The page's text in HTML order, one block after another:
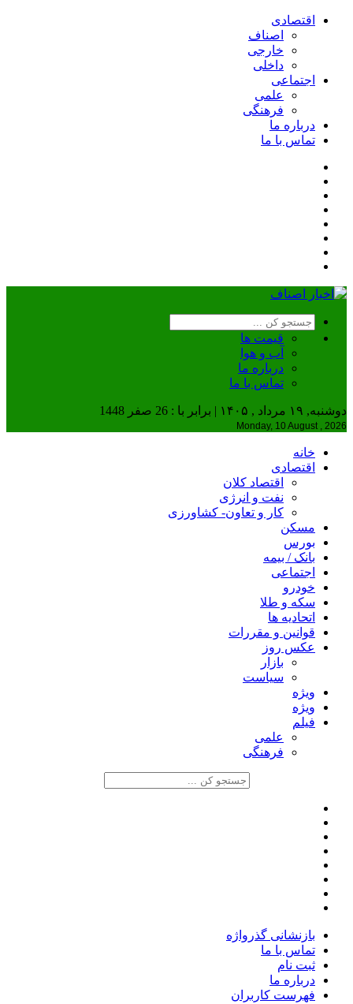
اقتصادی
اصناف
خارجی
داخلی
اجتماعی
علمی
فرهنگی
درباره ما
تماس با ما
قیمت ها
آب و هوا
درباره ما
تماس با ما
دوشنبه, ۱۹ مرداد , ۱۴۰۵ | برابر با : 26 صفر 1448
Monday, 10 August , 2026
خانه
اقتصادی
اقتصاد کلان
نفت و انرژی
کار و تعاون- کشاورزی
مسکن
بورس
بانک / بیمه
اجتماعی
خودرو
سکه و طلا
اتحادیه ها
قوانین و مقررات
عکس روز
بازار
سیاست
ویژه
ویژه
فیلم
علمی
فرهنگی
بازنشانی گذرواژه
تماس با ما
ثبت نام
درباره ما
فهرست کاربران